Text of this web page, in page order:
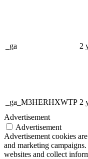
_ga 2
_ga_M3HERHXWTP 2
Advertisement
Advertisement
Advertisement cookies
and marketing
websites and collect